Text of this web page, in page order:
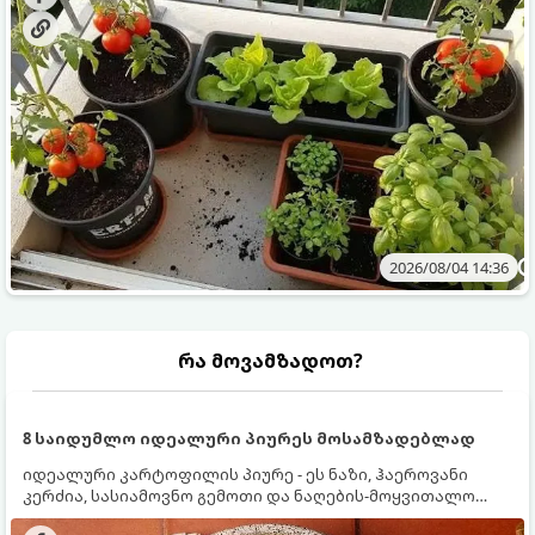
2026/08/04 14:36
რა მოვამზადოთ?
8 საიდუმლო იდეალური პიურეს მოსამზადებლად
იდეალური კარტოფილის პიურე - ეს ნაზი, ჰაეროვანი
კერძია, სასიამოვნო გემოთი და ნაღების-მოყვითალო
ფერით. მისი მომზადება ძალიან მარტივია, მაგრამ